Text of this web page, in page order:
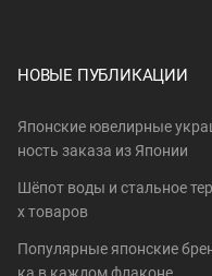
НОВЫЕ ПУБЛИКАЦИИ
Японские ювелирные
ность заказа из Японии
Шёпот воды и стальное
х товаров
Популярные японские